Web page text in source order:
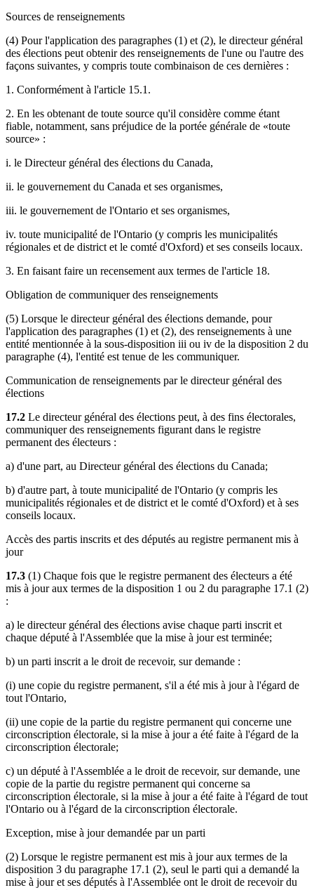
Sources de renseignements
(4) Pour l'application des paragraphes (1) et (2), le directeur général
des élections peut obtenir des renseignements de l'une ou l'autre des
façons suivantes, y compris toute combinaison de ces dernières :
1. Conformément à l'article 15.1.
2. En les obtenant de toute source qu'il considère comme étant
fiable, notamment, sans préjudice de la portée générale de «toute
source» :
i. le Directeur général des élections du Canada,
ii. le gouvernement du Canada et ses organismes,
iii. le gouvernement de l'Ontario et ses organismes,
iv. toute municipalité de l'Ontario (y compris les municipalités
régionales et de district et le comté d'Oxford) et ses conseils locaux.
3. En faisant faire un recensement aux termes de l'article 18.
Obligation de communiquer des renseignements
(5) Lorsque le directeur général des élections demande, pour
l'application des paragraphes (1) et (2), des renseignements à une
entité mentionnée à la sous-disposition iii ou iv de la disposition 2 du
paragraphe (4), l'entité est tenue de les communiquer.
Communication de renseignements par le directeur général des
élections
17.2 Le directeur général des élections peut, à des fins électorales,
communiquer des renseignements figurant dans le registre
permanent des électeurs :
a) d'une part, au Directeur général des élections du Canada;
b) d'autre part, à toute municipalité de l'Ontario (y compris les
municipalités régionales et de district et le comté d'Oxford) et à ses
conseils locaux.
Accès des partis inscrits et des députés au registre permanent mis à
jour
17.3 (1) Chaque fois que le registre permanent des électeurs a été
mis à jour aux termes de la disposition 1 ou 2 du paragraphe 17.1 (2)
:
a) le directeur général des élections avise chaque parti inscrit et
chaque député à l'Assemblée que la mise à jour est terminée;
b) un parti inscrit a le droit de recevoir, sur demande :
(i) une copie du registre permanent, s'il a été mis à jour à l'égard de
tout l'Ontario,
(ii) une copie de la partie du registre permanent qui concerne une
circonscription électorale, si la mise à jour a été faite à l'égard de la
circonscription électorale;
c) un député à l'Assemblée a le droit de recevoir, sur demande, une
copie de la partie du registre permanent qui concerne sa
circonscription électorale, si la mise à jour a été faite à l'égard de tout
l'Ontario ou à l'égard de la circonscription électorale.
Exception, mise à jour demandée par un parti
(2) Lorsque le registre permanent est mis à jour aux termes de la
disposition 3 du paragraphe 17.1 (2), seul le parti qui a demandé la
mise à jour et ses députés à l'Assemblée ont le droit de recevoir du